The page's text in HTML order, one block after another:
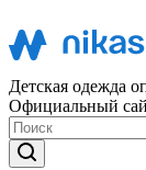
Детская одежда
Официальный